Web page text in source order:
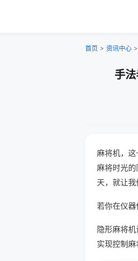
首页 > 资讯中心 >
手
麻将机，
麻将时光
天，就让
若你在仪
隐形麻将
实现控制麻